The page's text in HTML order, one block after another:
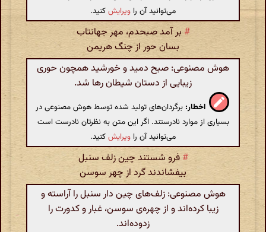
می‌توانید آن را ویرایشکنید.
# بر آمد صبحدم، مهر جهانتاب
بسان حور از چنگ هریمن
هوش مصنوعی: صبح دمید و خورشید همچون حوری
زیبایی از دستان شیطان رها شد.
اخطار: برگردان‌های تولید شده توسط هوش مصنوعی در
بسیاری از موارد نادرستند. اگر این متن به نظرتان نادرست است
می‌توانید آن را ویرایشکنید.
# فرو شستند چین زلف سنبل
بیفشاندند گرد از چهر سوسن
هوش مصنوعی: زلف‌های چین دار سنبل را آراسته و
زیبا کرده‌اند و از چهره‌ی سوسن، غبار و کدورت را
زدوده‌اند.